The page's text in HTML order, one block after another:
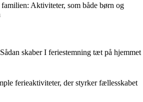
Aktiviteter, som både børn og
skaber I feriestemning tæt på hjemmet
ferieaktiviteter, der styrker fællesskabet